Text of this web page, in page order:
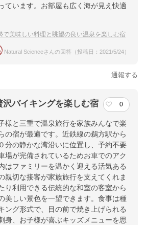
ています。お部屋も広く海が見え快適
で美味しい料理と眺望の良い温泉を楽しむ宿
Natural Scienceさんの回答（投稿日：2021/5/24）
通報する
バイキングを楽しむ宿 0
様と三重で温泉旅行を家族みんなで楽
の宿が最適です。近鉄線の鵜方駅から
分の静かな湾沿いに位置し、予約不要
場が完備されているためお車でのアク
はファミリーを温かく迎える活気ある
親切な接客が家族旅行を支えてくれま
り利用できる伝統的な和室の客室から
美しい景色を一望できます。食事は種
ング形式で、目の前で焼き上げられる
身、お子様が喜ぶキッズメニューを思